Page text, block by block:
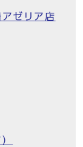
ゼリア店